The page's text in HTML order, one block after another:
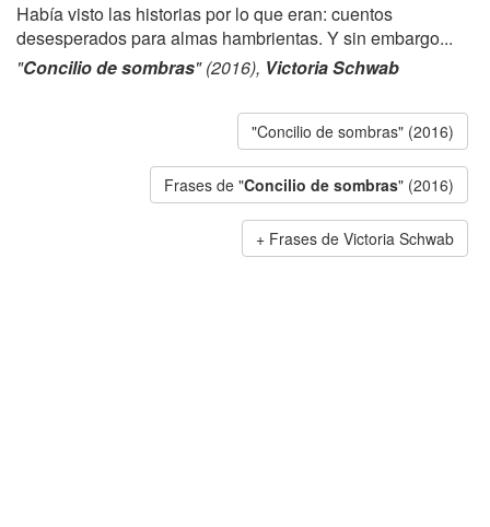
Había visto las historias por lo que eran: cuentos
desesperados para almas hambrientas. Y sin embargo...
"Concilio de sombras" (2016), Victoria Schwab
"Concilio de sombras" (2016)
Frases de "Concilio de sombras" (2016)
Frases de Victoria Schwab